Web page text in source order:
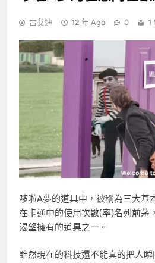
古艾迪 12 年 Ago 0 1
哆啦A夢的道具中，被稱為三大基
在卡通中的使用次數(率)名列前茅
渴望擁有的道具之一。
雖然現在的科技還不能真的把人瞬